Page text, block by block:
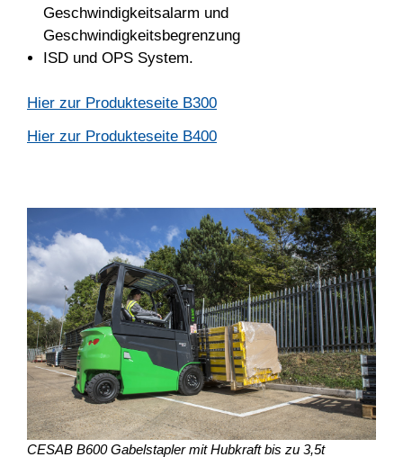
Geschwindigkeitsalarm und
Geschwindigkeitsbegrenzung
ISD und OPS System.
Hier zur Produkteseite B300
Hier zur Produkteseite B400
CESAB B600 Gabelstapler mit Hubkraft bis zu 3,5t